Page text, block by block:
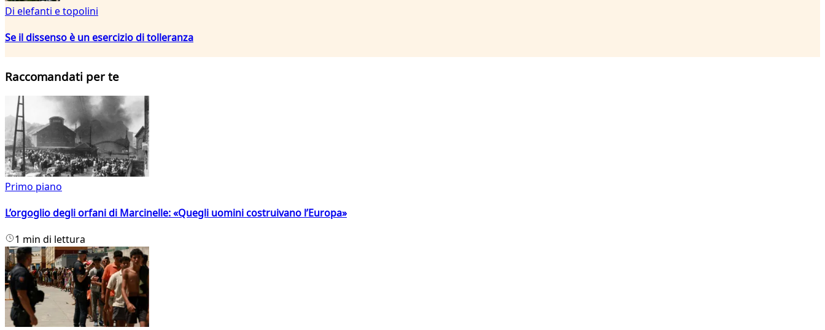
Di elefanti e topolini
Se il dissenso è un esercizio di tolleranza
Raccomandati per te
Primo piano
L’orgoglio degli orfani di Marcinelle: «Quegli uomini costruivano l’Europa»
1 min di lettura